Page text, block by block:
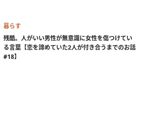
暮らす
残酷。人がいい男性が無意識に女性を傷つけてい
る言葉【恋を諦めていた2人が付き合うまでのお話
#18】